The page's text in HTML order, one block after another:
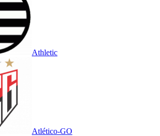
Athletic
Atlético-GO